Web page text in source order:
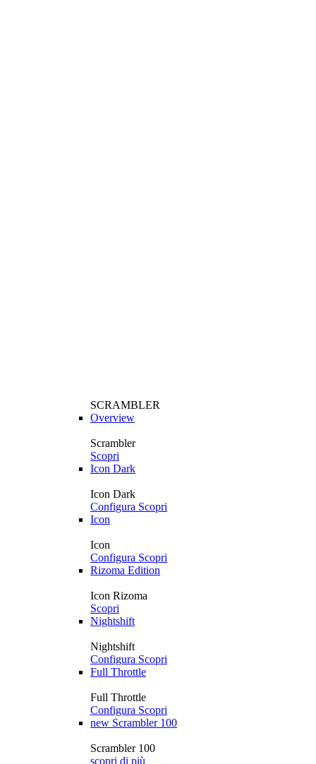
SCRAMBLER
Overview
Scrambler
Scopri
Icon Dark
Icon Dark
Configura Scopri
Icon
Icon
Configura Scopri
Rizoma Edition
Icon Rizoma
Scopri
Nightshift
Nightshift
Configura Scopri
Full Throttle
Full Throttle
Configura Scopri
new Scrambler 100
Scrambler 100
scopri di più